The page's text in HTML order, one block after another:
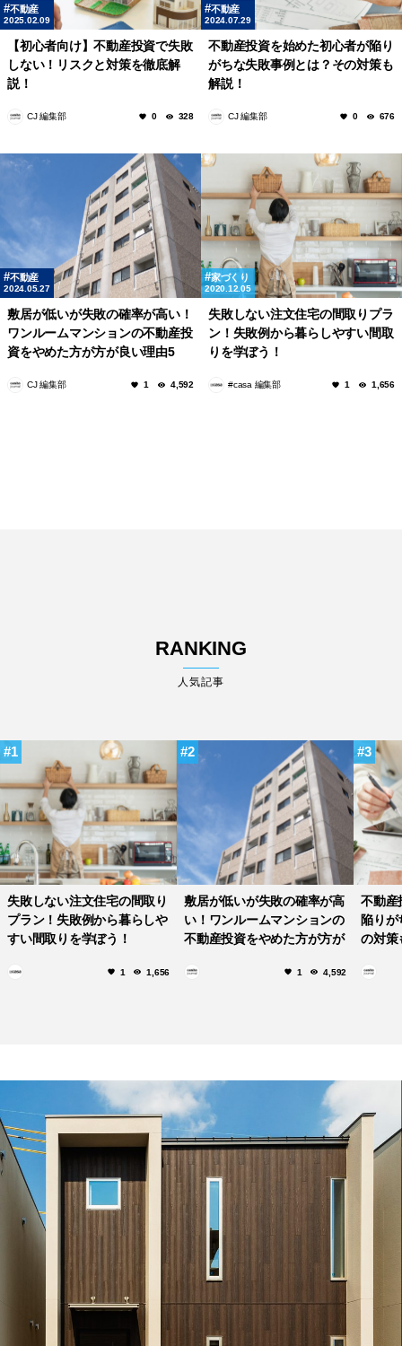
不動産
2025.02.09
【初心者向け】不動産投資で失敗
しない！リスクと対策を徹底解
説！
CJ 編集部 0 328
不動産
2024.07.29
不動産投資を始めた初心者が陥り
がちな失敗事例とは？その対策も
解説！
CJ 編集部 0 676
不動産
2024.05.27
敷居が低いが失敗の確率が高い！
ワンルームマンションの不動産投
資をやめた方が方が良い理由5
CJ 編集部 1 4,592
家づくり
2020.12.05
失敗しない注文住宅の間取りプラ
ン！失敗例から暮らしやすい間取
りを学ぼう！
#casa 編集部 1 1,656
RANKING
人気記事
1
失敗しない注文住宅の間取り
プラン！失敗例から暮らしや
すい間取りを学ぼう！
1 1,656
2
敷居が低いが失敗の確率が高
い！ワンルームマンションの
不動産投資をやめた方が方が
1 4,592
3
不動産
陥り
の対策